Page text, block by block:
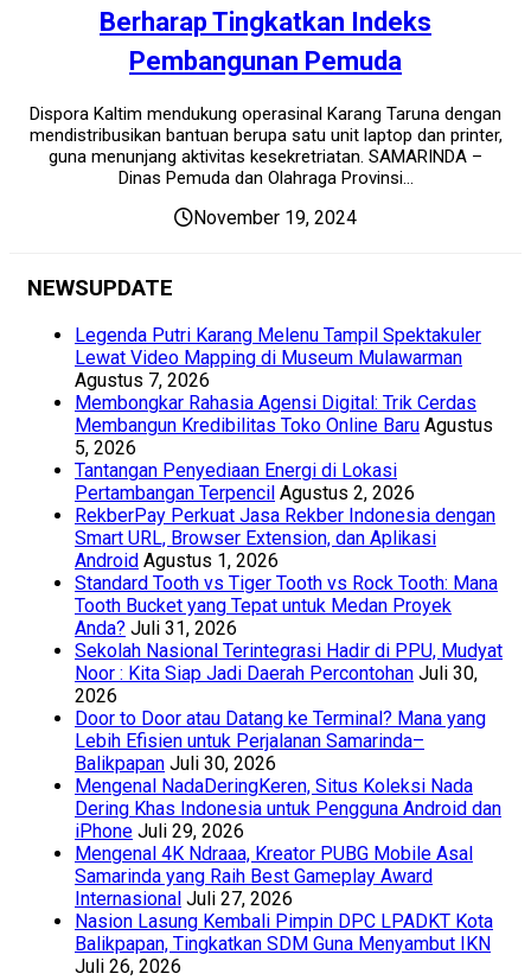
Berharap Tingkatkan Indeks
Pembangunan Pemuda
Dispora Kaltim mendukung operasinal Karang Taruna dengan
mendistribusikan bantuan berupa satu unit laptop dan printer,
guna menunjang aktivitas kesekretriatan. SAMARINDA –
Dinas Pemuda dan Olahraga Provinsi...
November 19, 2024
NEWSUPDATE
Legenda Putri Karang Melenu Tampil Spektakuler
Lewat Video Mapping di Museum Mulawarman
Agustus 7, 2026
Membongkar Rahasia Agensi Digital: Trik Cerdas
Membangun Kredibilitas Toko Online Baru Agustus
5, 2026
Tantangan Penyediaan Energi di Lokasi
Pertambangan Terpencil Agustus 2, 2026
RekberPay Perkuat Jasa Rekber Indonesia dengan
Smart URL, Browser Extension, dan Aplikasi
Android Agustus 1, 2026
Standard Tooth vs Tiger Tooth vs Rock Tooth: Mana
Tooth Bucket yang Tepat untuk Medan Proyek
Anda? Juli 31, 2026
Sekolah Nasional Terintegrasi Hadir di PPU, Mudyat
Noor : Kita Siap Jadi Daerah Percontohan Juli 30,
2026
Door to Door atau Datang ke Terminal? Mana yang
Lebih Efisien untuk Perjalanan Samarinda–
Balikpapan Juli 30, 2026
Mengenal NadaDeringKeren, Situs Koleksi Nada
Dering Khas Indonesia untuk Pengguna Android dan
iPhone Juli 29, 2026
Mengenal 4K Ndraaa, Kreator PUBG Mobile Asal
Samarinda yang Raih Best Gameplay Award
Internasional Juli 27, 2026
Nasion Lasung Kembali Pimpin DPC LPADKT Kota
Balikpapan, Tingkatkan SDM Guna Menyambut IKN
Juli 26, 2026